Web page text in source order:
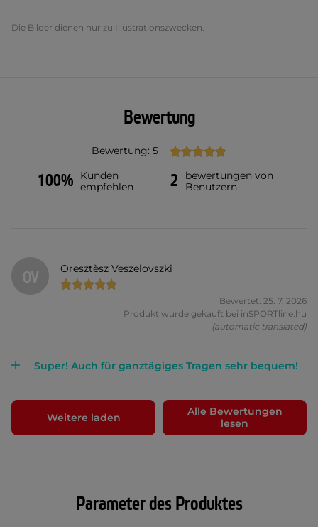
Die Bilder dienen nur zu Illustrationszwecken.
Bewertung
Bewertung: 5
100%
Kunden
empfehlen
2
bewertungen von
Benutzern
OV Oresztèsz Veszelovszki
Bewertet: 25. 7. 2026
Produkt wurde gekauft bei inSPORTline.hu
(automatic translated)
Super! Auch für ganztägiges Tragen sehr bequem!
Weitere laden
Alle Bewertungen
lesen
Parameter des Produktes